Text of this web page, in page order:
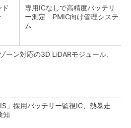
専用ICなしで高精度バッテリ
ー測定 PMIC向け管理システ
ム
ーン対応の3D LiDARモジュール、
」採用バッテリー監視IC、熱暴走
知